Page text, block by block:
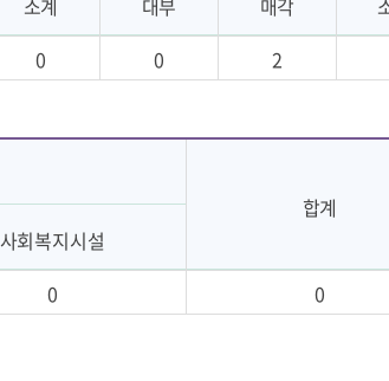
소계 대부 매각
0 0 2
합계
사회복지시설
0 0